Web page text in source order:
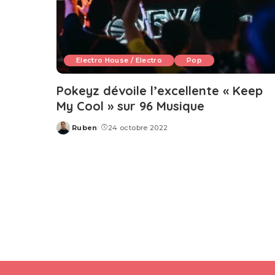
Electro House / Electro Pop
Pokeyz dévoile l’excellente « Keep
My Cool » sur 96 Musique
Posted
Ruben 24 octobre 2022